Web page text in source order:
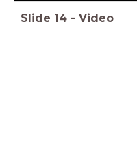
Slide 14 - Video